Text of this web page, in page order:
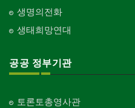
생명의전화
생태희망연대
공공 정부기관
토론토총영사관